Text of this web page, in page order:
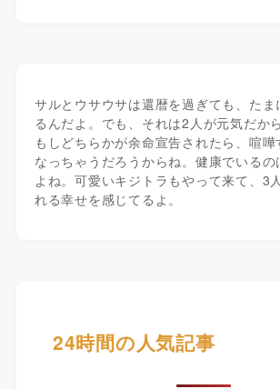
サルとウサウサは還暦を過ぎても、たま
るんだよ。でも、それは2人が元気だか
もしどちらかが余命宣告されたら、喧嘩
なっちゃうだろうからね。健康でいる
よね。可愛いキジトラもやって来て、3
れる幸せを感じてるよ。
24時間の人気記事